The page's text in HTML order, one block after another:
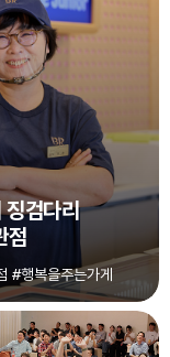
징검다리
점
#행복을주는가게